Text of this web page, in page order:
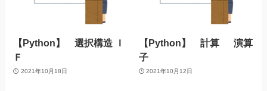
【Python】 選択構造 Ｉ
Ｆ
2021年10月18日
【Python】 計算 演算
子
2021年10月12日